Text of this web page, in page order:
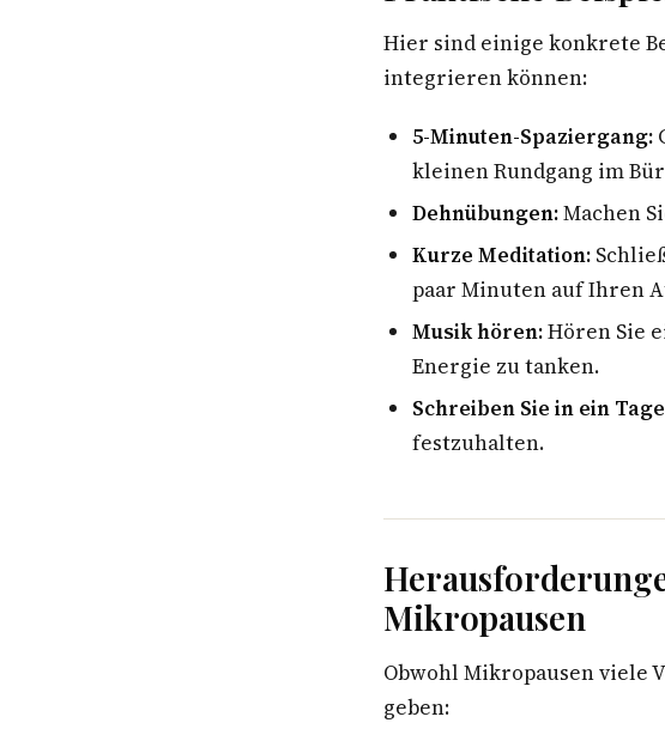
Hier sind einige konkrete
integrieren können:
5-Minuten-Spaziergang:
kleinen Rundgang im
Dehnübungen:Machen
Kurze Meditation:
paar Minuten auf Ihren
Musik hören:Hören Sie
Energie zu tanken.
Schreiben Sie in ein
festzuhalten.
Mikropausen
Obwohl Mikropausen viele
geben: